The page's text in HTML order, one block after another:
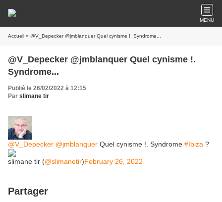
MENU
Accueil » @V_Depecker @jmblanquer Quel cynisme !. Syndrome...
@V_Depecker @jmblanquer Quel cynisme !.
Syndrome...
Publié le 26/02/2022 à 12:15
Par slimane tir
@V_Depecker @jmblanquer Quel cynisme !. Syndrome #Ibiza ?
slimane tir (@slimanetir)February 26, 2022
Partager